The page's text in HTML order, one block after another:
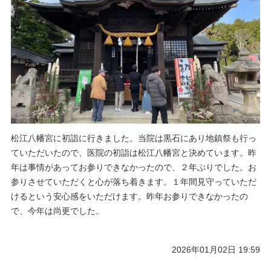
松江八幡宮に初詣に行きました。当院は黒石にあり地鎮祭も行っ
ていただいたので、医院の初詣は松江八幡宮と決めています。昨
年は事情があってお参りできなかったので、２年ぶりでした。お
参りさせていただくと心が落ち着きます。１年間見守っていただ
けるという安心感をいただけます。昨年お参りできなかったの
で、今年は尚更でした。
2026年01月02日 19:59